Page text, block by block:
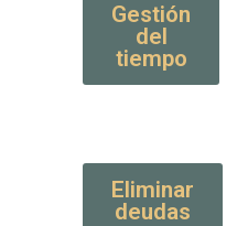
Gestión
del
tiempo
Eliminar
deudas